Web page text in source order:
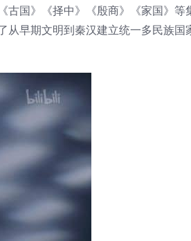
国》《择中》《殷商》《家国》等
从早期文明到秦汉建立统一多民族国